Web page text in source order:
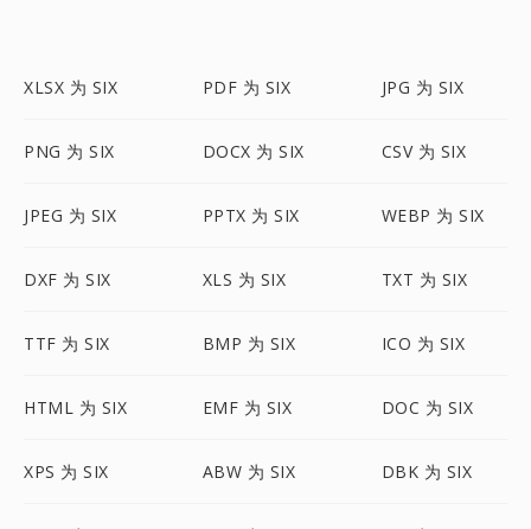
XLSX 为 SIX PDF 为 SIX JPG 为 SIX
PNG 为 SIX DOCX 为 SIX CSV 为 SIX
JPEG 为 SIX PPTX 为 SIX WEBP 为 SIX
DXF 为 SIX XLS 为 SIX TXT 为 SIX
TTF 为 SIX BMP 为 SIX ICO 为 SIX
HTML 为 SIX EMF 为 SIX DOC 为 SIX
XPS 为 SIX ABW 为 SIX DBK 为 SIX